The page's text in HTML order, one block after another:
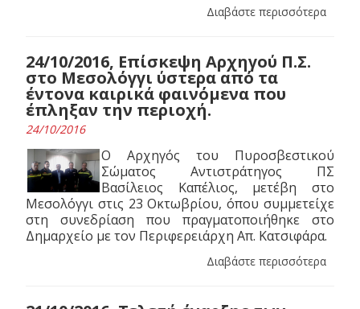
Διαβάστε περισσότερα
24/10/2016, Επίσκεψη Αρχηγού Π.Σ.
στο Μεσολόγγι ύστερα από τα
έντονα καιρικά φαινόμενα που
έπληξαν την περιοχή.
24/10/2016
Ο Αρχηγός του Πυροσβεστικού
Σώματος Αντιστράτηγος ΠΣ
Βασίλειος Καπέλιος, μετέβη στο
Μεσολόγγι στις 23 Οκτωβρίου, όπου συμμετείχε
στη συνεδρίαση που πραγματοποιήθηκε στο
Δημαρχείο με τον Περιφερειάρχη Απ. Κατσιφάρα.
Διαβάστε περισσότερα